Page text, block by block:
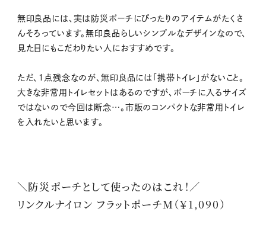
無印良品には、実は防災ポーチにぴったりのアイテムがたくさ
んそろっています。無印良品らしいシンプルなデザインなので、
見た目にもこだわりたい人におすすめです。
ただ、１点残念なのが、無印良品には「携帯トイレ」がないこと。
大きな非常用トイレセットはあるのですが、ポーチに入るサイズ
ではないので今回は断念…。市販のコンパクトな非常用トイレ
を入れたいと思います。
＼防災ポーチとして使ったのはこれ！／
リンクルナイロン フラットポーチM（￥1,090）